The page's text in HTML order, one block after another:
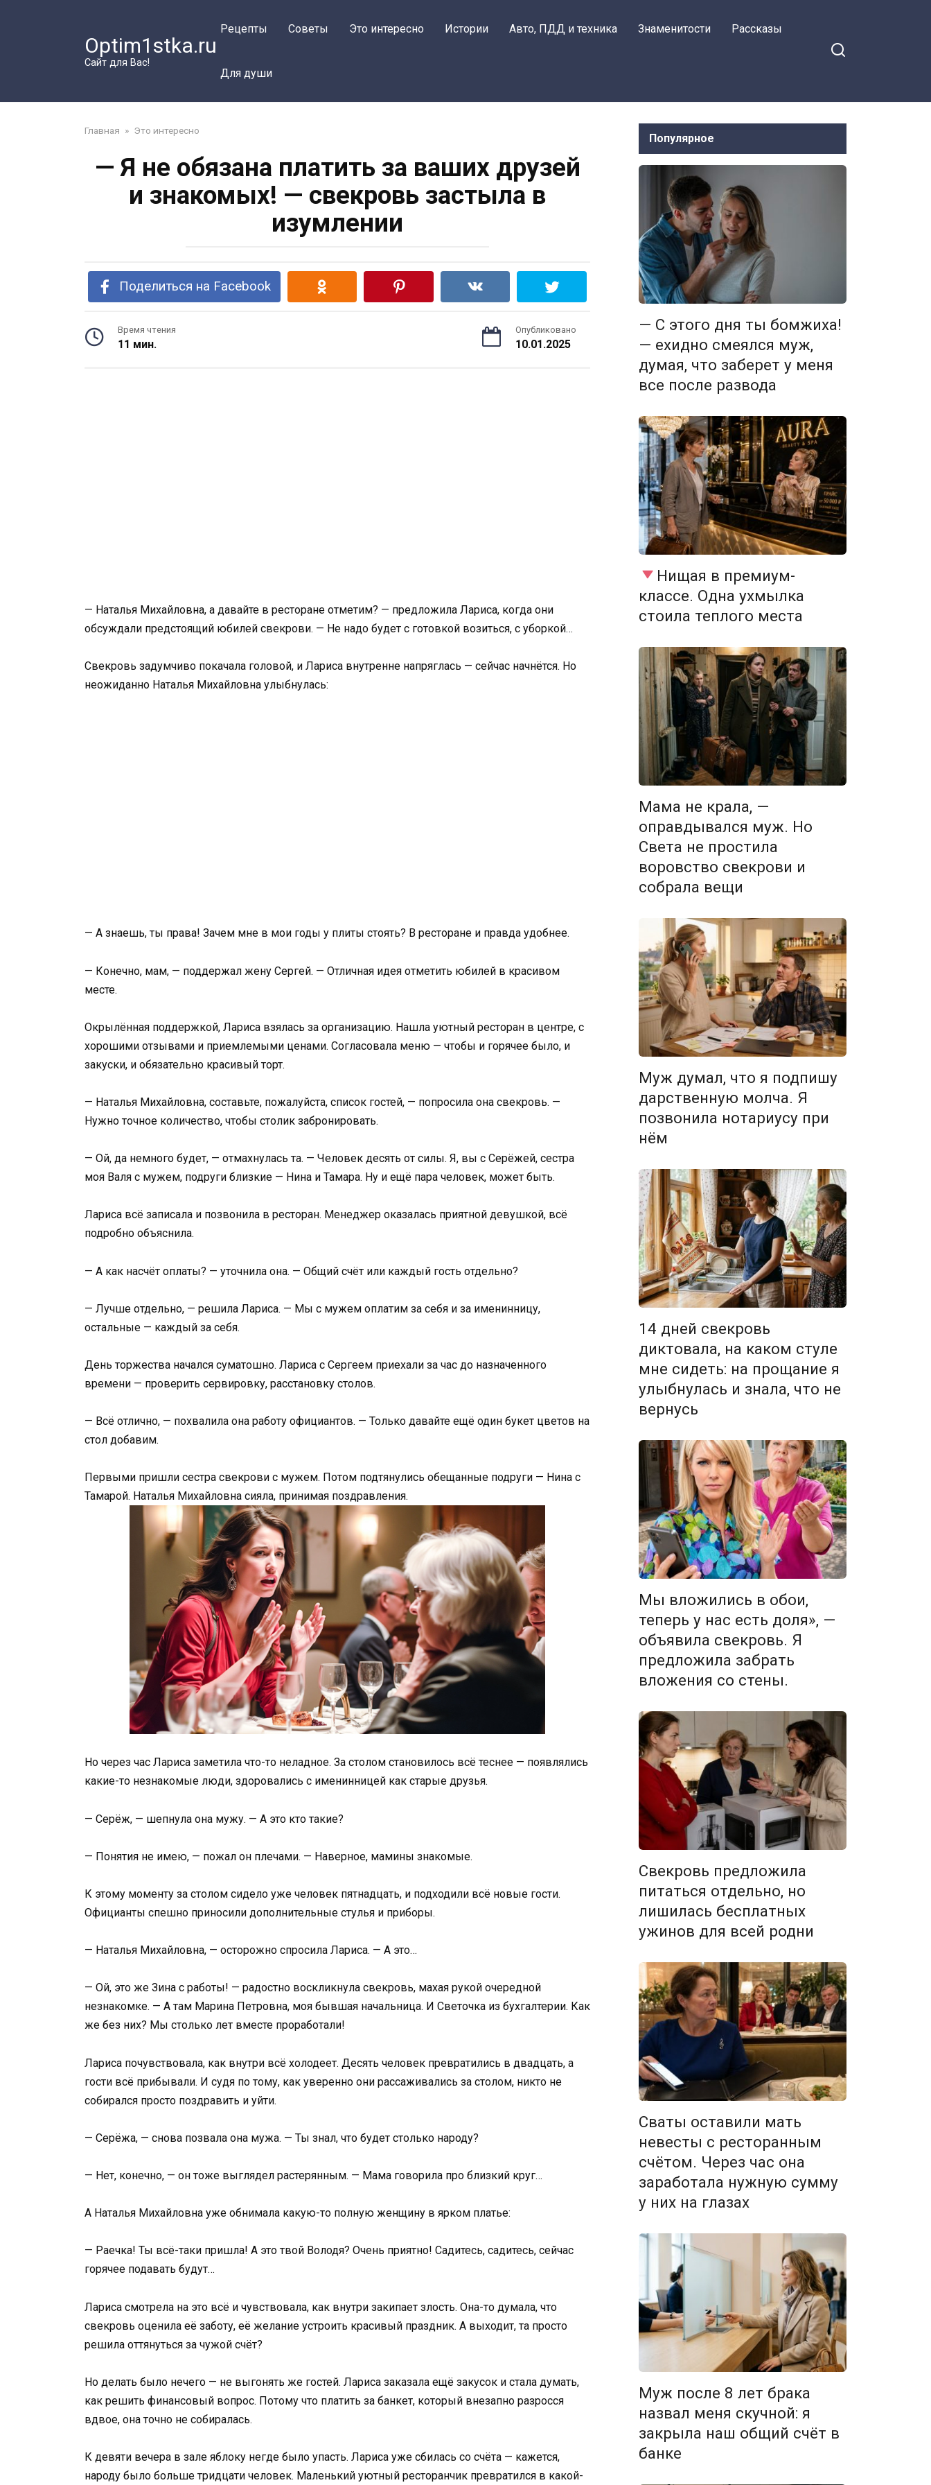
Optim1stka.ru
Сайт для Вас!
Рецепты Советы Это интересно Истории Авто, ПДД и техника Знаменитости Рассказы
Для души
Главная » Это интересно
— Я не обязана платить за ваших друзей
и знакомых! — свекровь застыла в
изумлении
Поделиться на Facebook
Время чтения
11 мин.
Опубликовано
10.01.2025
— Наталья Михайловна, а давайте в ресторане отметим? — предложила Лариса, когда они
обсуждали предстоящий юбилей свекрови. — Не надо будет с готовкой возиться, с уборкой…
Свекровь задумчиво покачала головой, и Лариса внутренне напряглась — сейчас начнётся. Но
неожиданно Наталья Михайловна улыбнулась:
— А знаешь, ты права! Зачем мне в мои годы у плиты стоять? В ресторане и правда удобнее.
— Конечно, мам, — поддержал жену Сергей. — Отличная идея отметить юбилей в красивом
месте.
Окрылённая поддержкой, Лариса взялась за организацию. Нашла уютный ресторан в центре, с
хорошими отзывами и приемлемыми ценами. Согласовала меню — чтобы и горячее было, и
закуски, и обязательно красивый торт.
— Наталья Михайловна, составьте, пожалуйста, список гостей, — попросила она свекровь. —
Нужно точное количество, чтобы столик забронировать.
— Ой, да немного будет, — отмахнулась та. — Человек десять от силы. Я, вы с Серёжей, сестра
моя Валя с мужем, подруги близкие — Нина и Тамара. Ну и ещё пара человек, может быть.
Лариса всё записала и позвонила в ресторан. Менеджер оказалась приятной девушкой, всё
подробно объяснила.
— А как насчёт оплаты? — уточнила она. — Общий счёт или каждый гость отдельно?
— Лучше отдельно, — решила Лариса. — Мы с мужем оплатим за себя и за именинницу,
остальные — каждый за себя.
День торжества начался суматошно. Лариса с Сергеем приехали за час до назначенного
времени — проверить сервировку, расстановку столов.
— Всё отлично, — похвалила она работу официантов. — Только давайте ещё один букет цветов на
стол добавим.
Первыми пришли сестра свекрови с мужем. Потом подтянулись обещанные подруги — Нина с
Тамарой. Наталья Михайловна сияла, принимая поздравления.
Но через час Лариса заметила что-то неладное. За столом становилось всё теснее — появлялись
какие-то незнакомые люди, здоровались с именинницей как старые друзья.
— Серёж, — шепнула она мужу. — А это кто такие?
— Понятия не имею, — пожал он плечами. — Наверное, мамины знакомые.
К этому моменту за столом сидело уже человек пятнадцать, и подходили всё новые гости.
Официанты спешно приносили дополнительные стулья и приборы.
— Наталья Михайловна, — осторожно спросила Лариса. — А это…
— Ой, это же Зина с работы! — радостно воскликнула свекровь, махая рукой очередной
незнакомке. — А там Марина Петровна, моя бывшая начальница. И Светочка из бухгалтерии. Как
же без них? Мы столько лет вместе проработали!
Лариса почувствовала, как внутри всё холодеет. Десять человек превратились в двадцать, а
гости всё прибывали. И судя по тому, как уверенно они рассаживались за столом, никто не
собирался просто поздравить и уйти.
— Серёжа, — снова позвала она мужа. — Ты знал, что будет столько народу?
— Нет, конечно, — он тоже выглядел растерянным. — Мама говорила про близкий круг…
А Наталья Михайловна уже обнимала какую-то полную женщину в ярком платье:
— Раечка! Ты всё-таки пришла! А это твой Володя? Очень приятно! Садитесь, садитесь, сейчас
горячее подавать будут…
Лариса смотрела на это всё и чувствовала, как внутри закипает злость. Она-то думала, что
свекровь оценила её заботу, её желание устроить красивый праздник. А выходит, та просто
решила оттянуться за чужой счёт?
Но делать было нечего — не выгонять же гостей. Лариса заказала ещё закусок и стала думать,
как решить финансовый вопрос. Потому что платить за банкет, который внезапно разросся
вдвое, она точно не собиралась.
К девяти вечера в зале яблоку негде было упасть. Лариса уже сбилась со счёта — кажется,
народу было больше тридцати человек. Маленький уютный ресторанчик превратился в какой-
Популярное
— С этого дня ты бомжиха!
— ехидно смеялся муж,
думая, что заберет у меня
все после развода
Нищая в премиум-
классе. Одна ухмылка
стоила теплого места
Мама не крала, —
оправдывался муж. Но
Света не простила
воровство свекрови и
собрала вещи
Муж думал, что я подпишу
дарственную молча. Я
позвонила нотариусу при
нём
14 дней свекровь
диктовала, на каком стуле
мне сидеть: на прощание я
улыбнулась и знала, что не
вернусь
Мы вложились в обои,
теперь у нас есть доля», —
объявила свекровь. Я
предложила забрать
вложения со стены.
Свекровь предложила
питаться отдельно, но
лишилась бесплатных
ужинов для всей родни
Сваты оставили мать
невесты с ресторанным
счётом. Через час она
заработала нужную сумму
у них на глазах
Муж после 8 лет брака
назвал меня скучной: я
закрыла наш общий счёт в
банке